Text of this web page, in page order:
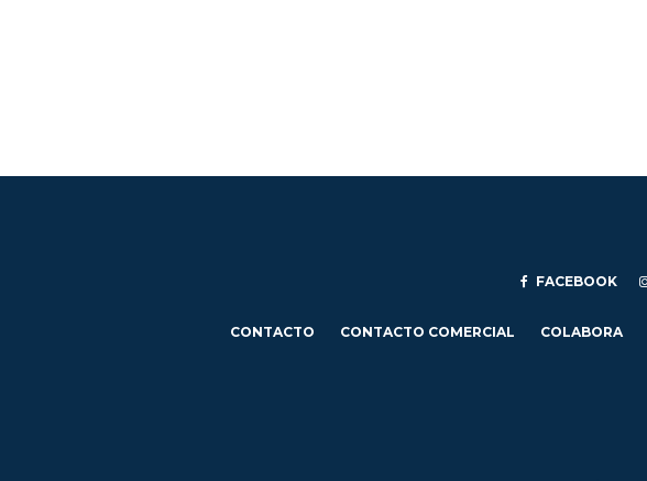
FACEBOOK
CONTACTO CONTACTO COMERCIAL COLABORA